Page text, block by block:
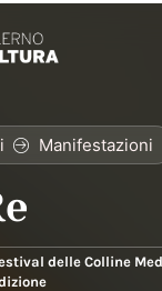
Manifestazioni
delle Colline